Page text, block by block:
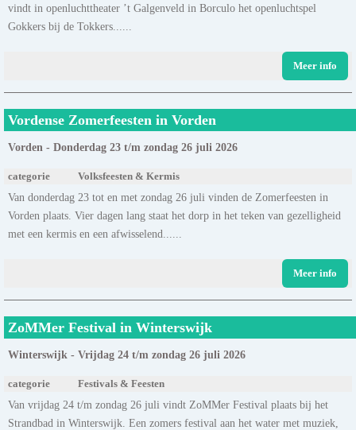
vindt in openluchttheater ’t Galgenveld in Borculo het openluchtspel
Gokkers bij de Tokkers......
Meer info
Vordense Zomerfeesten in Vorden
Vorden - Donderdag 23 t/m zondag 26 juli 2026
categorie Volksfeesten & Kermis
Van donderdag 23 tot en met zondag 26 juli vinden de Zomerfeesten in
Vorden plaats. Vier dagen lang staat het dorp in het teken van gezelligheid
met een kermis en een afwisselend......
Meer info
ZoMMer Festival in Winterswijk
Winterswijk - Vrijdag 24 t/m zondag 26 juli 2026
categorie Festivals & Feesten
Van vrijdag 24 t/m zondag 26 juli vindt ZoMMer Festival plaats bij het
Strandbad in Winterswijk. Een zomers festival aan het water met muziek,